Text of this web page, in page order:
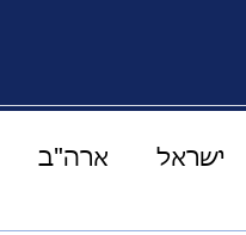
ישראל ארה"ב